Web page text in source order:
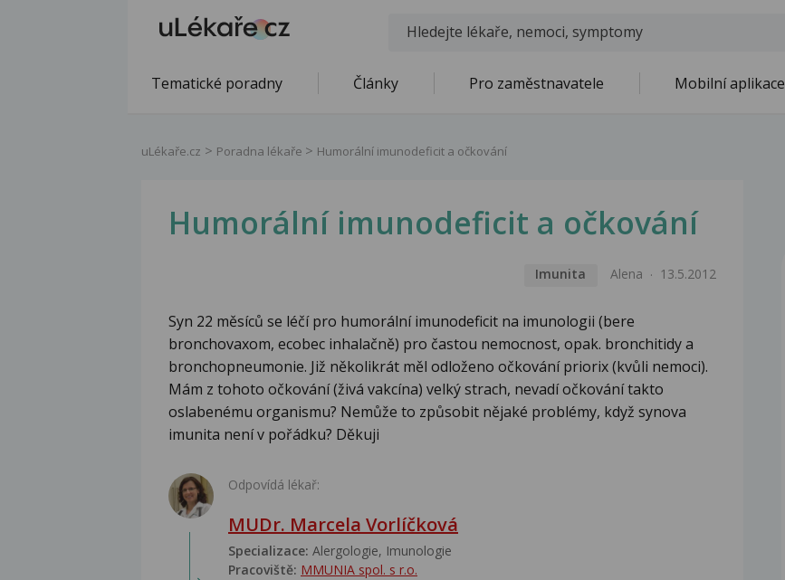
Tematické poradny Články Pro zaměstnavatele Mobilní aplikace
uLékaře.cz Poradna lékaře Humorální imunodeficit a očkování
Humorální imunodeficit a očkování
Imunita Alena 13.5.2012
Syn 22 měsíců se léčí pro humorální imunodeficit na imunologii (bere
bronchovaxom, ecobec inhalačně) pro častou nemocnost, opak. bronchitidy a
bronchopneumonie. Již několikrát měl odloženo očkování priorix (kvůli nemoci).
Mám z tohoto očkování (živá vakcína) velký strach, nevadí očkování takto
oslabenému organismu? Nemůže to způsobit nějaké problémy, když synova
imunita není v pořádku? Děkuji
Odpovídá lékař:
MUDr. Marcela Vorlíčková
Specializace: Alergologie‎, Imunologie‎
Pracoviště: MMUNIA spol. s r.o.